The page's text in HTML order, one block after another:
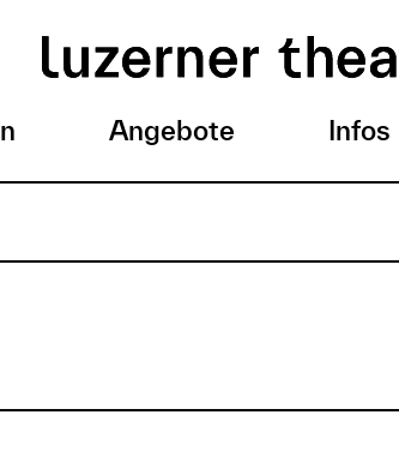
Angebote Infos